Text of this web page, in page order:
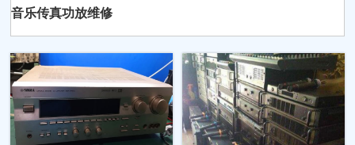
音乐传真功放维修